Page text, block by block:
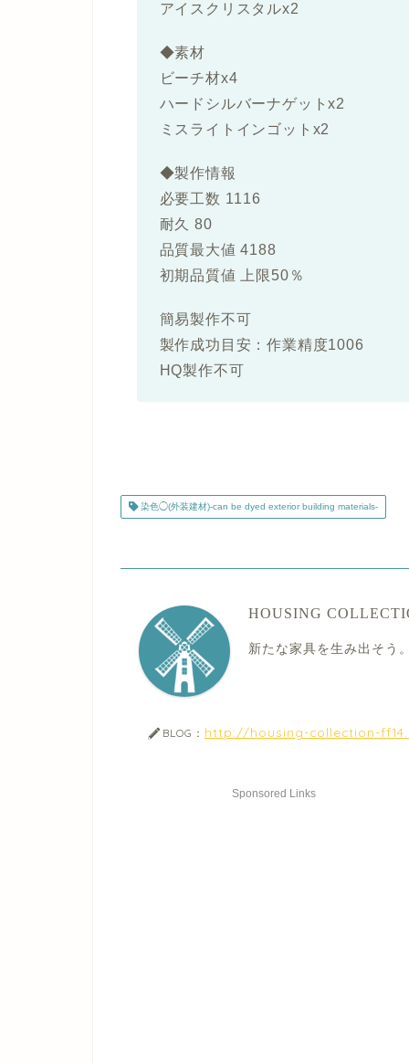
アイスクリスタルx2
◆素材
ビーチ材x4
ハードシルバーナゲットx2
ミスライトインゴットx2
◆製作情報
必要工数 1116
耐久 80
品質最大値 4188
初期品質値 上限50％
簡易製作不可
製作成功目安：作業精度1006
HQ製作不可
染色◯(外装建材)-can be dyed exterior building materials-
HOUSING
新たな家具を生み出そう
BLOG： http://housing-collection-
Sponsored Links